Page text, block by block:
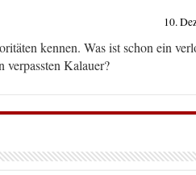
10.
kennen. Was ist schon ein
verpassten Kalauer?